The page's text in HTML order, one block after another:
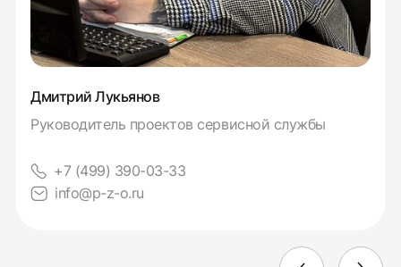
Дмитрий Лукьянов
Руководитель проектов сервисной службы
+7 (499) 390-03-33
info@p-z-o.ru